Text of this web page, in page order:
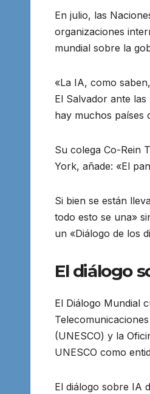
En julio, las
organizaciones
mundial sobre la
«La IA, como
El Salvador ante
hay muchos países
Su colega Co-Rein
York, añade: «El
Si bien se están
todo esto se una»
un «Diálogo de los
El diálogo
El Diálogo Mundial
(UNESCO) y la
UNESCO como
El diálogo sobre IA